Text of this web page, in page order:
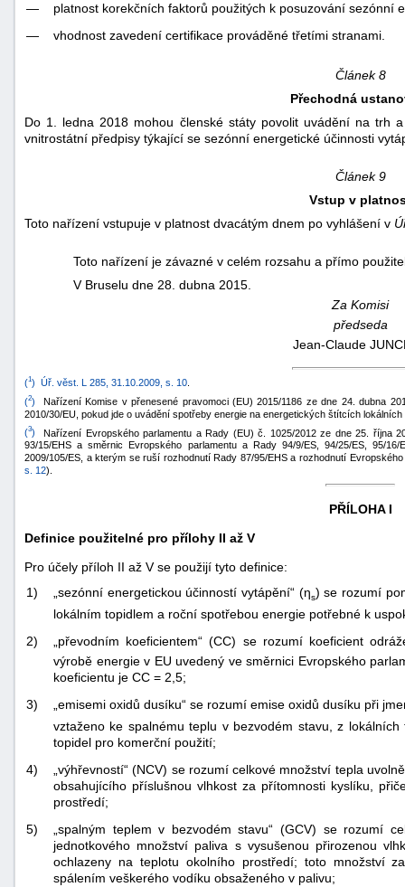
—
platnost korekčních faktorů použitých k posuzování sezónní
—
vhodnost zavedení certifikace prováděné třetími stranami.
Článek 8
Přechodná
Do 1. ledna 2018 mohou členské státy povolit uvádění na trh
vnitrostátní předpisy týkající se sezónní energetické účinnosti
Článek 9
Vstup v
Toto nařízení vstupuje v platnost dvacátým dnem po vyhlášení v
Toto nařízení je závazné v celém rozsahu a přímo
V Bruselu dne 28. dubna 2015.
Za Komisi
předseda
Jean-Claude
(1) Úř. věst. L 285, 31.10.2009, s. 10
(2) Nařízení Komise v přenesené pravomoci (EU) 2015/1186 ze dne 24. dubna
2010/30/EU, pokud jde o uvádění spotřeby energie na energetických štítcích
(3) Nařízení Evropského parlamentu a Rady (EU) č. 1025/2012 ze dne 25. října
93/15/EHS a směrnic Evropského parlamentu a Rady 94/9/ES, 94/25/ES, 95/16/
2009/105/ES, a kterým se ruší rozhodnutí Rady 87/95/EHS a rozhodnutí
s. 12).
PŘÍLOHA I
Definice použitelné pro přílohy II až V
Pro účely příloh II až V se použijí tyto definice:
1)
„sezónní energetickou účinností vytápění“ (ηs) se rozumí
lokálním topidlem a roční spotřebou energie potřebné k
2)
„převodním koeficientem“ (CC) se rozumí koeficient
výrobě energie v EU uvedený ve směrnici Evropského
koeficientu je CC = 2,5;
3)
„emisemi oxidů dusíku“ se rozumí emise oxidů dusíku při
vztaženo ke spalnému teplu v bezvodém stavu, z
topidel pro komerční použití;
4)
„výhřevností“ (NCV) se rozumí celkové množství tepla
obsahujícího příslušnou vlhkost za přítomnosti kyslíku,
prostředí;
5)
„spalným teplem v bezvodém stavu“ (GCV) se rozumí
jednotkového množství paliva s vysušenou přirozenou
ochlazeny na teplotu okolního prostředí; toto množství
spálením veškerého vodíku obsaženého v palivu;